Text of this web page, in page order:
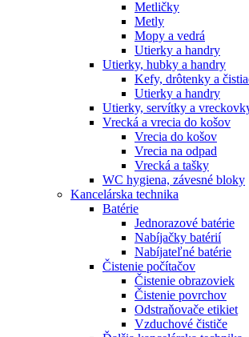
Metličky
Metly
Mopy a vedrá
Utierky a handry
Utierky, hubky a handry
Kefy, drôtenky a
Utierky a handry
Utierky, servítky a
Vrecká a vrecia do košov
Vrecia do košov
Vrecia na odpad
Vrecká a tašky
WC hygiena, závesné bloky
Kancelárska technika
Batérie
Jednorazové batérie
Nabíjačky batérií
Nabíjateľné batérie
Čistenie počítačov
Čistenie obrazoviek
Čistenie povrchov
Odstraňovače etikiet
Vzduchové čističe